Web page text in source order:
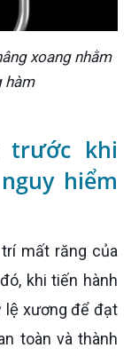
xoang nhằm
hàm
trước khi
hiểm
khi tiến hành
lệ xương để đạt
toàn và thành